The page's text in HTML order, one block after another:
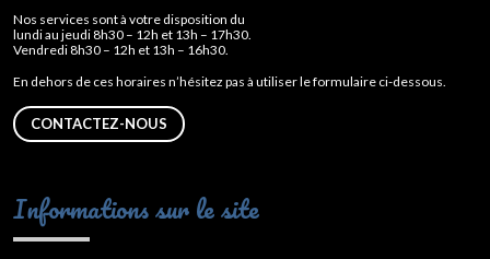
Nos services sont à votre disposition du
lundi au jeudi 8h30 – 12h et 13h – 17h30.
Vendredi 8h30 – 12h et 13h – 16h30.
En dehors de ces horaires n’hésitez pas à utiliser le formulaire ci-dessous.
CONTACTEZ-NOUS
Informations sur le site